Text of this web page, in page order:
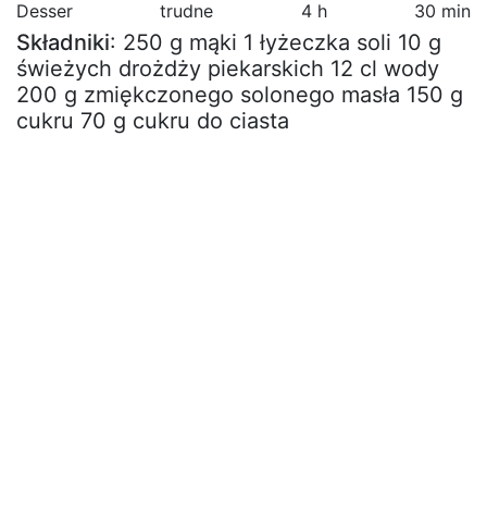
Desser trudne 4 h 30 min
Składniki: 250 g mąki 1 łyżeczka soli 10 g
świeżych drożdży piekarskich 12 cl wody
200 g zmiękczonego solonego masła 150 g
cukru 70 g cukru do ciasta